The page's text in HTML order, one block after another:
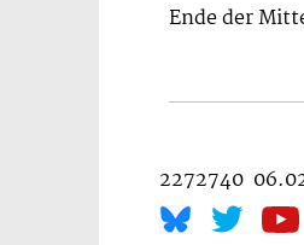
Ende der
2272740